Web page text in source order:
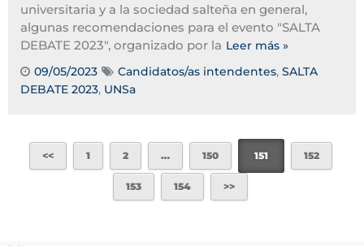
universitaria y a la sociedad salteña en general,
algunas recomendaciones para el evento "SALTA
DEBATE 2023", organizado por la Leer más »
09/05/2023
Candidatos/as intendentes, SALTA
DEBATE 2023, UNSa
1 2 … 150 151 152
153 154